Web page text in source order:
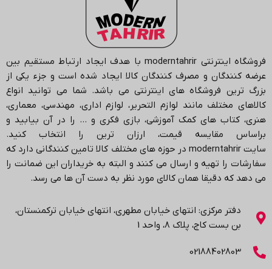
فروشگاه اینترنتی moderntahrir با هدف ایجاد ارتباط مستقیم بین
عرضه کنندگان و مصرف کنندگان کالا ایجاد شده است و جزء یکی از
بزرگ ترین فروشگاه های اینترنتی می باشد. شما می توانید انواع
کالاهای مختلف مانند لوازم التحریر، لوازم اداری، مهندسی، معماری،
هنری، کتاب های کمک آموزشی، بازی فکری و … را در آن بیابید و
براساس مقایسه قیمت، ارزان ترین را انتخاب کنید.
سایتmoderntahrir در حوزه های مختلف کالا تامین کنندگانی دارد که
سفارشات را تهیه و ارسال می کنند و البته به خریداران این ضمانت را
می دهد که دقیقا همان کالای مورد نظر به دست آن ها می رسد.
دفتر مرکزی: انتهاي خیابان مطهری، انتهاي خیابان ترکمنستان،
بن بست کاج، پلاک ۸، واحد 1
02188402803